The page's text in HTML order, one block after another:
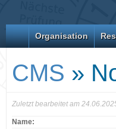
Organisation
CMS »
Zuletzt bearbeitet am
Name: